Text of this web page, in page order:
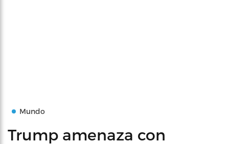
Mundo
Trump amenaza con